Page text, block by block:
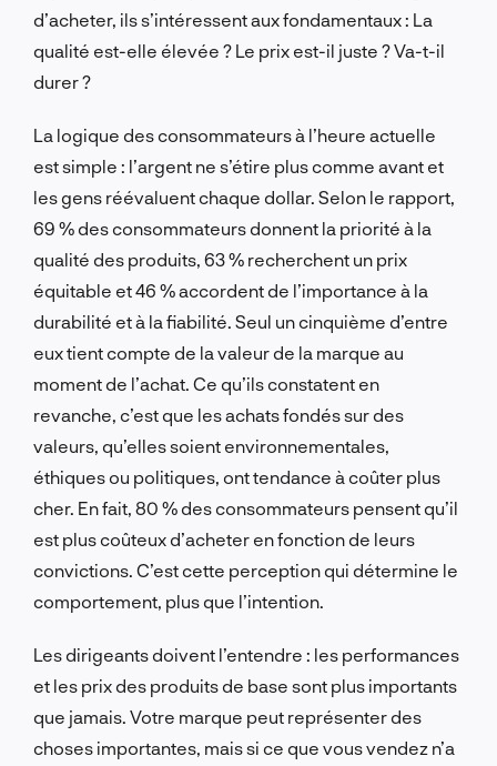
d’acheter, ils s’intéressent aux fondamentaux : La
qualité est-elle élevée ? Le prix est-il juste ? Va-t-il
durer ?
La logique des consommateurs à l’heure actuelle
est simple : l’argent ne s’étire plus comme avant et
les gens réévaluent chaque dollar. Selon le rapport,
69 % des consommateurs donnent la priorité à la
qualité des produits, 63 % recherchent un prix
équitable et 46 % accordent de l’importance à la
durabilité et à la fiabilité. Seul un cinquième d’entre
eux tient compte de la valeur de la marque au
moment de l’achat. Ce qu’ils constatent en
revanche, c’est que les achats fondés sur des
valeurs, qu’elles soient environnementales,
éthiques ou politiques, ont tendance à coûter plus
cher. En fait, 80 % des consommateurs pensent qu’il
est plus coûteux d’acheter en fonction de leurs
convictions. C’est cette perception qui détermine le
comportement, plus que l’intention.
Les dirigeants doivent l’entendre : les performances
et les prix des produits de base sont plus importants
que jamais. Votre marque peut représenter des
choses importantes, mais si ce que vous vendez n’a